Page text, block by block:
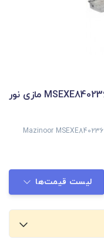
چراغ فلورسنتی ضد انفجار 36*2 وات MSEXE840236 مازی نور
Mazinoor
لیست قیمت‌ها